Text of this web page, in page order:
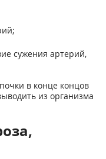
сужения артерий,
в конце концов
из организма